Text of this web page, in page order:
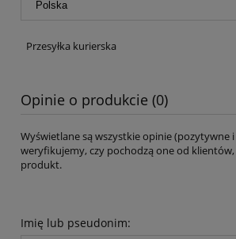
Przesyłka kurierska
Opinie o produkcie (0)
Wyświetlane są wszystkie opinie (pozytywne
weryfikujemy, czy pochodzą one od
produkt.
Imię lub pseudonim: